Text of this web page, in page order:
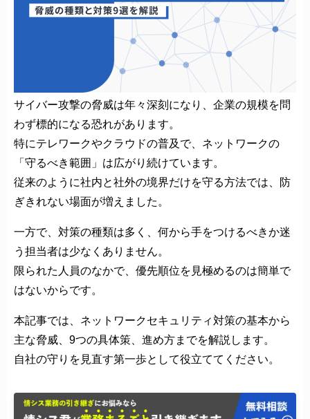
サイバー攻撃の脅威は年々深刻になり、企業の規模を問
わず標的になる恐れがあります。
特にテレワークやクラウドの普及で、ネットワークの
「守るべき範囲」は広がり続けています。
従来のように社内と社外の境界だけを守る方法では、防
ぎきれない場面が増えました。
一方で、対策の種類は多く、何から手をつけるべきか迷
う担当者は少なくありません。
限られた人員のなかで、優先順位を見極めるのは簡単で
はないからです。
本記事では、ネットワークセキュリティ対策の基本から
主な脅威、9つの具体策、進め方までを解説します。
自社の守りを見直す第一歩として役立ててください。